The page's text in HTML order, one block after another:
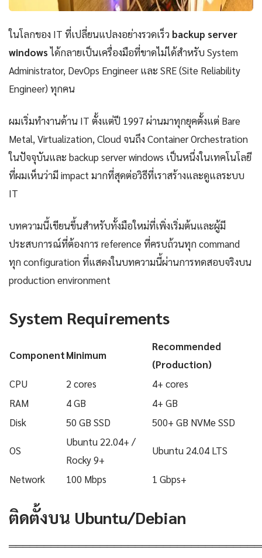
ในโลกของ IT ที่เปลี่ยนแปลงอย่างรวดเร็ว backup server
windowsได้กลายเป็นเครื่องมือที่ขาดไม่ได้สำหรับ System
Administrator, DevOps Engineer และ SRE (Site Reliability
Engineer) ทุกคน
ผมเริ่มทำงานด้าน IT ตั้งแต่ปี 1997 ผ่านมาทุกยุคตั้งแต่ Bare
Metal, Virtualization, Cloud จนถึง Container Orchestration
ในปัจจุบันและ backup server windows เป็นหนึ่งในเทคโนโลยี
ที่ผมเห็นว่ามี impact มากที่สุดต่อวิธีที่เราสร้างและดูแลระบบ
IT
บทความนี้เขียนขึ้นสำหรับทั้งมือใหม่ที่เพิ่งเริ่มต้นและผู้มี
ประสบการณ์ที่ต้องการ reference ที่ครบถ้วนทุก command
ทุก configuration ที่แสดงในบทความนี้ผ่านการทดสอบจริงบน
production environment
System Requirements
ComponentMinimum
Recommended
(Production)
CPU
2 cores
4+ cores
RAM
4 GB
4+ GB
Disk
50 GB SSD 500+ GB NVMe SSD
OS
Ubuntu 22.04+ /
Rocky 9+
Ubuntu 24.04 LTS
Network 100 Mbps 1 Gbps+
ติดตั้งบน Ubuntu/Debian